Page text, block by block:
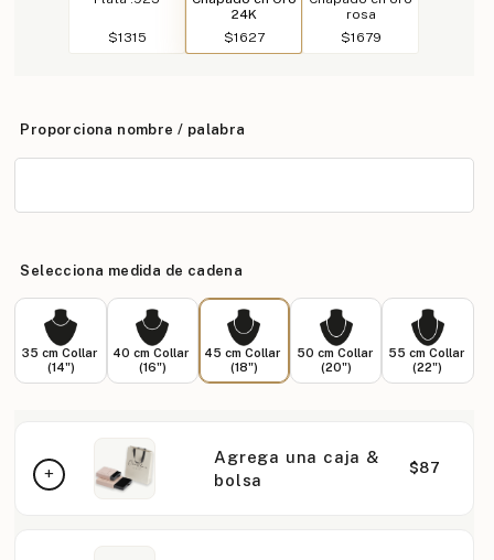
$1315
24K
$1627
rosa
$1679
Proporciona nombre / palabra
Selecciona medida de cadena
35 cm Collar
(14")
40 cm Collar
(16")
45 cm Collar
(18")
50 cm Collar
(20")
55 cm Collar
(22")
Agrega una caja &
bolsa
$87